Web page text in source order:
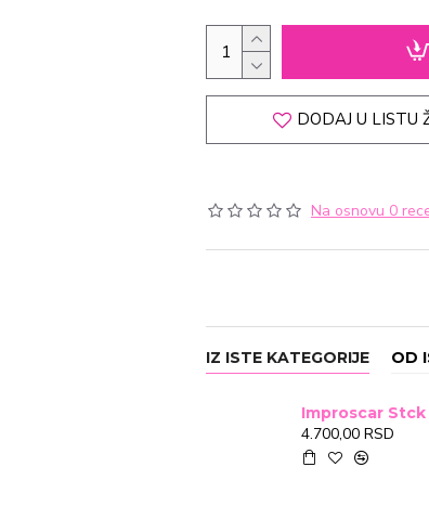
Na osnovu 0
DODAJ U LISTU
IZ ISTE KATEGORIJE OD
4.700,00 RSD